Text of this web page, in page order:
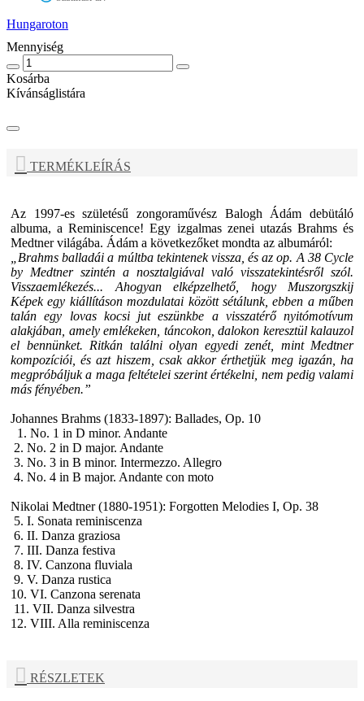
Hungaroton
Mennyiség
Kosárba
Kívánságlistára
TERMÉKLEÍRÁS
Az 1997-es születésű zongoraművész Balogh Ádám debütáló
albuma, a Reminiscence! Egy izgalmas zenei utazás Brahms és
Medtner világába. Ádám a következőket mondta az albumáról:
„Brahms balladái a múltba tekintenek vissza, és az op. A 38 Cycle
by Medtner szintén a nosztalgiával való visszatekintésről szól.
Visszaemlékezés... Ahogyan elképzelhető, hogy Muszorgszkij
Képek egy kiállításon mozdulatai között sétálunk, ebben a műben
talán egy lovas kocsi jut eszünkbe a visszatérő nyitómotívum
alakjában, amely emlékeken, táncokon, dalokon keresztül kalauzol
el bennünket. Ritkán találni olyan egyedi zenét, mint Medtner
kompozíciói, és azt hiszem, csak akkor érthetjük meg igazán, ha
megpróbáljuk a maga feltételei szerint értékelni, nem pedig valami
más fényében.”
Johannes Brahms (1833-1897): Ballades, Op. 10
1. No. 1 in D minor. Andante
2. No. 2 in D major. Andante
3. No. 3 in B minor. Intermezzo. Allegro
4. No. 4 in B major. Andante con moto
Nikolai Medtner (1880-1951): Forgotten Melodies I, Op. 38
5. I. Sonata reminiscenza
6. II. Danza graziosa
7. III. Danza festiva
8. IV. Canzona fluviala
9. V. Danza rustica
10. VI. Canzona serenata
11. VII. Danza silvestra
12. VIII. Alla reminiscenza
RÉSZLETEK